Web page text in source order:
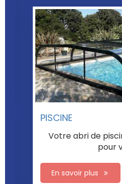
VÉRANDA
Trouvez la
vous
En savoir plus